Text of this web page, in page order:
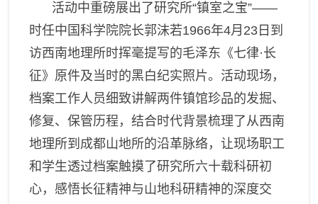
活动中重磅展出 了研究所“镇室之宝”——
时任中国科学院院长郭沫若1966年4月 23 日到
访西南地理所时挥毫提写的毛泽东《七律·长
征》 原件及当时的黑白纪实照片。活动现场，
档案工作人员细致讲解两件镇馆珍品的发掘、
修复、保管历程，结合时代背景梳理 了从西南
地理所到成都山地所的沿革脉络，让现场职工
和学生透过档案触摸 了研究所六十载科研初
心，感悟长征精神与山地科研精神的深度交